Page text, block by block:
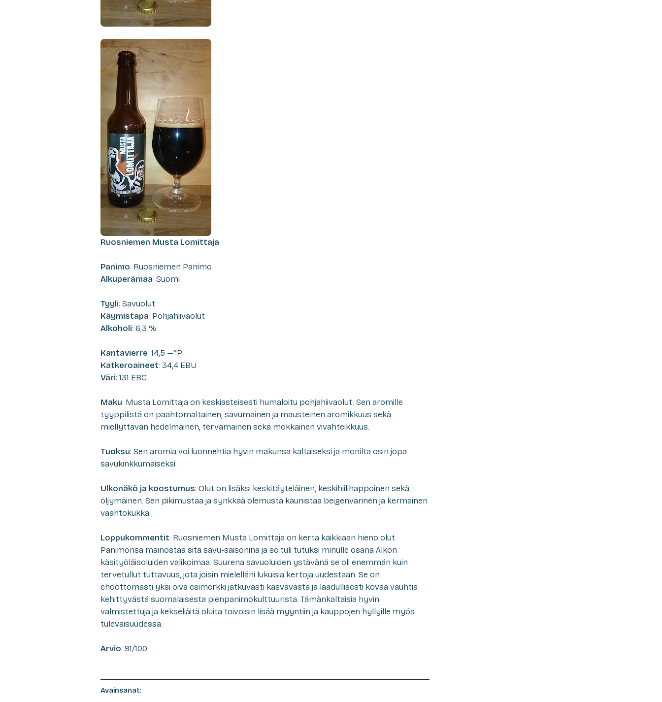
Ruosniemen Musta Lomittaja
Panimo: Ruosniemen Panimo
Alkuperämaa: Suomi
Tyyli: Savuolut
Käymistapa: Pohjahiivaolut
Alkoholi: 6,3 %
Kantavierre: 14,5 —°P
Katkeroaineet: 34,4 EBU
Väri: 131 EBC
Maku: Musta Lomittaja on keskiasteisesti humaloitu pohjahiivaolut. Sen aromille
tyyppilistä on paahtomaltainen, savumainen ja mausteinen aromikkuus sekä
miellyttävän hedelmäinen, tervamainen sekä mokkainen vivahteikkuus.
Tuoksu: Sen aromia voi luonnehtia hyvin makunsa kaltaiseksi ja monilta osin jopa
savukinkkumaiseksi.
Ulkonäkö ja koostumus: Olut on lisäksi keskitäyteläinen, keskihiilihappoinen sekä
öljymäinen. Sen pikimustaa ja synkkää olemusta kaunistaa beigenvärinen ja kermainen
vaahtokukka.
Loppukommentit: Ruosniemen Musta Lomittaja on kerta kaikkiaan hieno olut.
Panimonsa mainostaa sitä savu-saisonina ja se tuli tutuksi minulle osana Alkon
käsityöläisoluiden valikoimaa. Suurena savuoluiden ystävänä se oli enemmän kuin
tervetullut tuttavuus, jota joisin mielelläni lukuisia kertoja uudestaan. Se on
ehdottomasti yksi oiva esimerkki jatkuvasti kasvavasta ja laadullisesti kovaa vauhtia
kehittyvästä suomalaisesta pienpanimokulttuurista. Tämänkaltaisia hyvin
valmistettuja ja kekseliäitä oluita toivoisin lisää myyntiin ja kauppojen hyllyille myös
tulevaisuudessa.
Arvio: 91/100
Avainsanat: